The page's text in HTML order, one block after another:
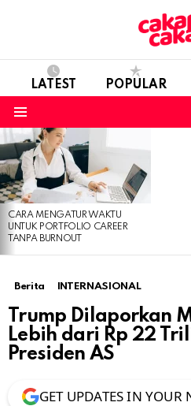
LATEST POPULAR
LATEST
STORIES
CARA MENGATUR WAKTU
UNTUK PORTFOLIO CAREER
TANPA BURNOUT
Berita INTERNASIONAL
Trump Dilaporkan
Lebih dari Rp 22
Presiden AS
GET UPDATES IN YOUR